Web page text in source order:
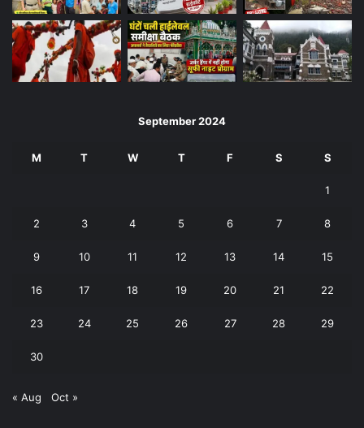
September 2024
M T W T F S S
1
2 3 4 5 6 7 8
9 10 11 12 13 14 15
16 17 18 19 20 21 22
23 24 25 26 27 28 29
30
« Aug Oct »